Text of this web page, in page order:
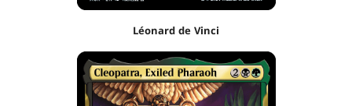
Léonard de Vinci